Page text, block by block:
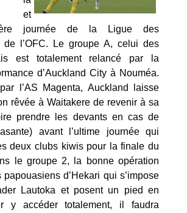
et
journée de la Ligue des
de l’OFC. Le groupe A, celui des
est totalement relancé par la
d’Auckland City à Nouméa.
l’AS Magenta, Auckland laisse
rêvée à Waitakere de revenir à sa
prendre les devants en cas de
avant l’ultime journée qui
deux clubs kiwis pour la finale du
le groupe 2, la bonne opération
d’Hekari qui s’impose
Lautoka et posent un pied en
y accéder totalement, il faudra